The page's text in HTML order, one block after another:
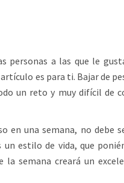
personas a las que le
es para ti. Bajar de
un reto y muy difícil de
en una semana, no debe
un estilo de vida, que
la semana creará un